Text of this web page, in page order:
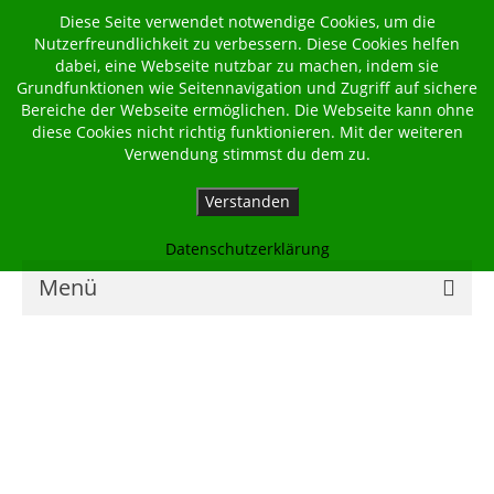
Menü
Diese Seite verwendet notwendige Cookies, um die
Nutzerfreundlichkeit zu verbessern. Diese Cookies helfen
dabei, eine Webseite nutzbar zu machen, indem sie
Grundfunktionen wie Seitennavigation und Zugriff auf sichere
Bereiche der Webseite ermöglichen. Die Webseite kann ohne
diese Cookies nicht richtig funktionieren. Mit der weiteren
Verwendung stimmst du dem zu.
Verstanden
Datenschutzerklärung